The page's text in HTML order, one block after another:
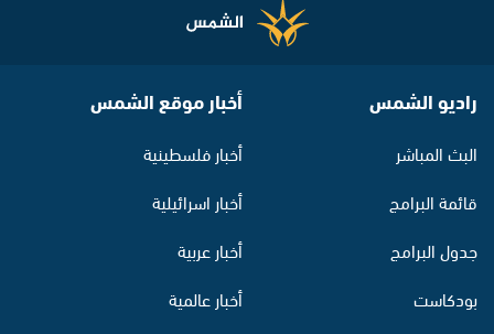
راديو الشمس
البث المباشر
قائمة البرامج
جدول البرامج
بودكاست
أخبار موقع الشمس
أخبار فلسطينية
أخبار اسرائيلية
أخبار عربية
أخبار عالمية